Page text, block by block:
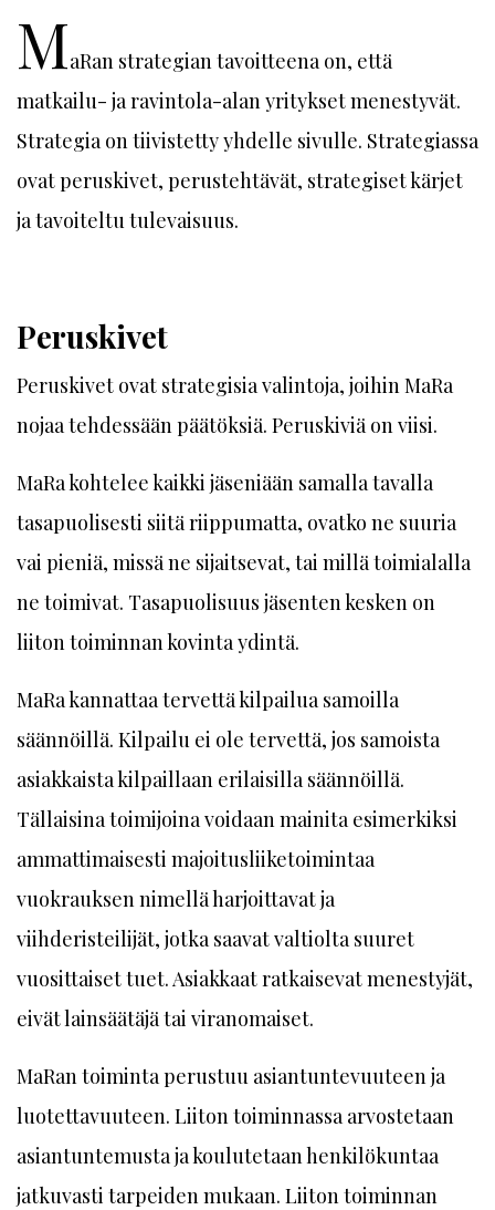
MaRan strategian tavoitteena on, että
matkailu- ja ravintola-alan yritykset menestyvät.
Strategia on tiivistetty yhdelle sivulle. Strategiassa
ovat peruskivet, perustehtävät, strategiset kärjet
ja tavoiteltu tulevaisuus.
Peruskivet
Peruskivet ovat strategisia valintoja, joihin MaRa
nojaa tehdessään päätöksiä. Peruskiviä on viisi.
MaRa kohtelee kaikki jäseniään samalla tavalla
tasapuolisesti siitä riippumatta, ovatko ne suuria
vai pieniä, missä ne sijaitsevat, tai millä toimialalla
ne toimivat. Tasapuolisuus jäsenten kesken on
liiton toiminnan kovinta ydintä.
MaRa kannattaa tervettä kilpailua samoilla
säännöillä. Kilpailu ei ole tervettä, jos samoista
asiakkaista kilpaillaan erilaisilla säännöillä.
Tällaisina toimijoina voidaan mainita esimerkiksi
ammattimaisesti majoitusliiketoimintaa
vuokrauksen nimellä harjoittavat ja
viihderisteilijät, jotka saavat valtiolta suuret
vuosittaiset tuet. Asiakkaat ratkaisevat menestyjät,
eivät lainsäätäjä tai viranomaiset.
MaRan toiminta perustuu asiantuntevuuteen ja
luotettavuuteen. Liiton toiminnassa arvostetaan
asiantuntemusta ja koulutetaan henkilökuntaa
jatkuvasti tarpeiden mukaan. Liiton toiminnan